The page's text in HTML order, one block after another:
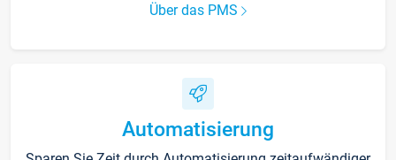
Über das PMS
Automatisierung